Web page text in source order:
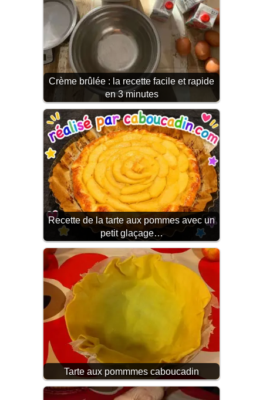
Crème brûlée : la recette facile et rapide
en 3 minutes
Recette de la tarte aux pommes avec un
petit glaçage…
Tarte aux pommmes caboucadin